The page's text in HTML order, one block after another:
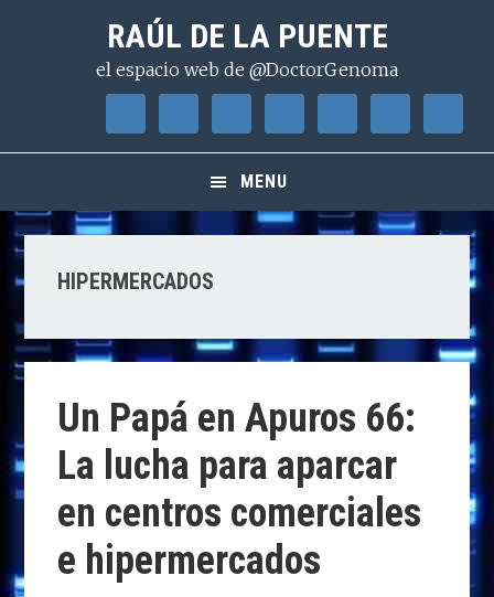
contenido
RAÚL DE LA PUENTE
el espacio web de @DoctorGenoma
MENU
HIPERMERCADOS
Un Papá en Apuros 66:
La lucha para aparcar
en centros comerciales
e hipermercados